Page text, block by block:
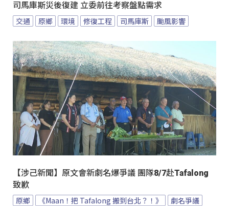
司馬庫斯災後復建 立委前往考察盤點需求
交通 原鄉 環境 修復工程 司馬庫斯 颱風影響
【涉己新聞】原文會新劇名爆爭議 團隊8/7赴Tafalong
致歉
原鄉 《Maan！把 Tafalong 搬到台北？！》
劇名爭議